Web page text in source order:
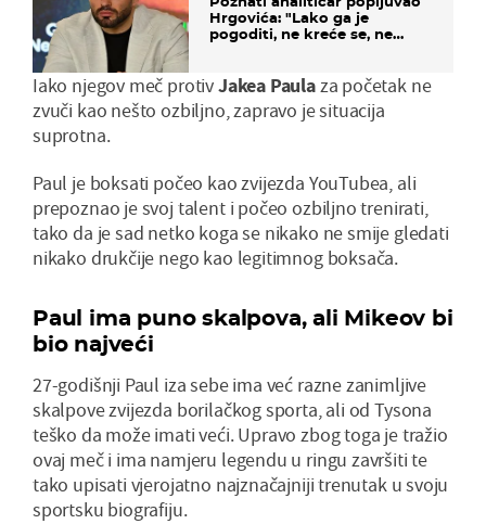
Hrgovića: "Lako ga je
pogoditi, ne kreće se, ne
Iako njegov meč protivJakea Paulaza početak ne
zvuči kao nešto ozbiljno, zapravo je situacija
suprotna.
Paul je boksati počeo kao zvijezda YouTubea, ali
prepoznao je svoj talent i počeo ozbiljno trenirati,
tako da je sad netko koga se nikako ne smije gledati
nikako drukčije nego kao legitimnog boksača.
Paul ima puno skalpova, ali Mikeov bi
bio najveći
27-godišnji Paul iza sebe ima već razne zanimljive
skalpove zvijezda borilačkog sporta, ali od Tysona
teško da može imati veći. Upravo zbog toga je tražio
ovaj meč i ima namjeru legendu u ringu završiti te
tako upisati vjerojatno najznačajniji trenutak u svoju
sportsku biografiju.